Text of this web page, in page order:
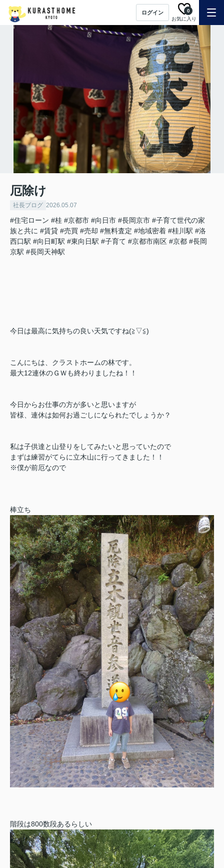
ログイン
お気に入り
0
厄除け
社長ブログ 2026.05.07
#住宅ローン #桂 #京都市 #向日市 #長岡京市 #子育て世代の家
族と共に #賃貸 #売買 #売却 #無料査定 #地域密着 #桂川駅 #洛
西口駅 #向日町駅 #東向日駅 #子育て #京都市南区 #京都 #長岡
京駅 #長岡天神駅
今日は最高に気持ちの良い天気ですね(≧▽≦)
こんにちは、クラストホームの林です。
最大12連休のＧＷも終わりましたね！！
今日からお仕事の方が多いと思いますが
皆様、連休は如何お過ごしになられたでしょうか？
私は子供達と山登りをしてみたいと思っていたので
まずは練習がてらに立木山に行ってきました！！
※僕が前厄なので
棒立ち
階段は800数段あるらしい